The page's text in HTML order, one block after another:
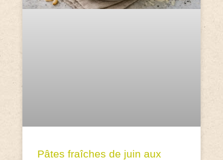
Pâtes fraîches de juin aux